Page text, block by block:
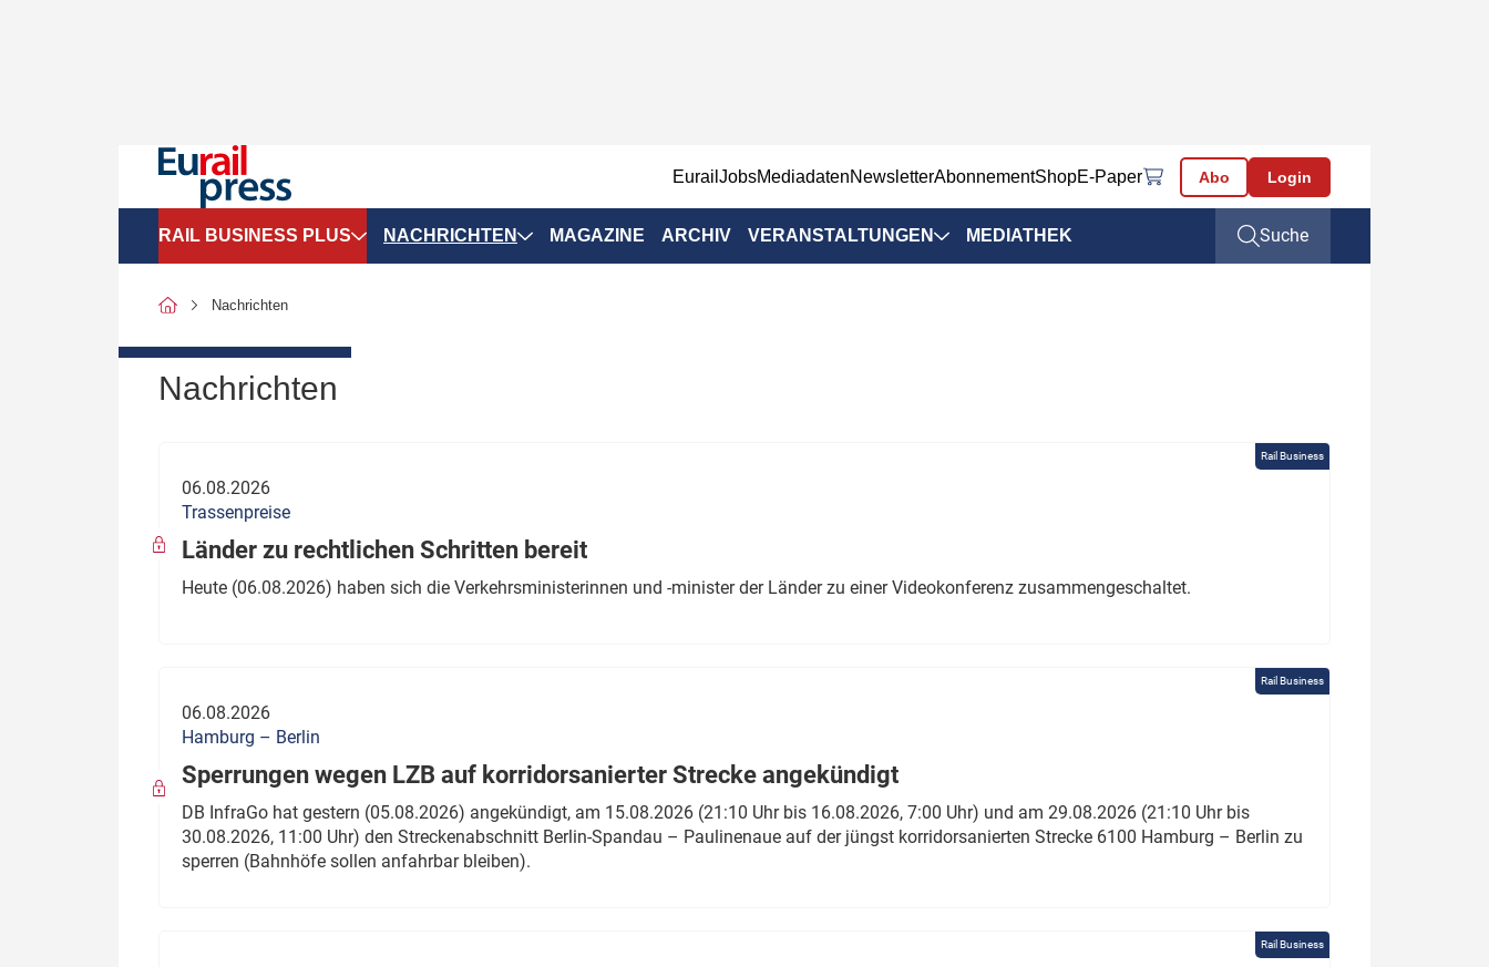
EurailJobsMediadatenNewsletterAbonnementShopE-Paper Abo Login
RAIL BUSINESS PLUS
SPNV-Marktdaten
Politik
wen?
Thema des Monats
Dossier: Generalsanierung
Dossier: ETCS
Dossier:
NACHRICHTEN MAGAZINE ARCHIV VERANSTALTUNGEN MEDIATHEK Suche
Nachrichten
Nachrichten
Rail Business
06.08.2026
Trassenpreise
Länder zu rechtlichen Schritten bereit
Heute (06.08.2026) haben sich die Verkehrsministerinnen und -minister der Länder zu einer Videokonferenz zusammengeschaltet.
Rail Business
06.08.2026
Hamburg – Berlin
Sperrungen wegen LZB auf korridorsanierter Strecke angekündigt
DB InfraGo hat gestern (05.08.2026) angekündigt, am 15.08.2026 (21:10 Uhr bis 16.08.2026, 7:00 Uhr) und am 29.08.2026 (21:10 Uhr bis
30.08.2026, 11:00 Uhr) den Streckenabschnitt Berlin-Spandau – Paulinenaue auf der jüngst korridorsanierten Strecke 6100 Hamburg – Berlin zu
sperren (Bahnhöfe sollen anfahrbar bleiben).
Rail Business